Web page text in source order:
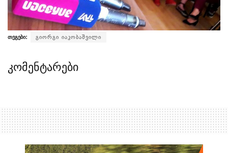
თეგები: გიორგი იაკობაშვილი
კომენტარები